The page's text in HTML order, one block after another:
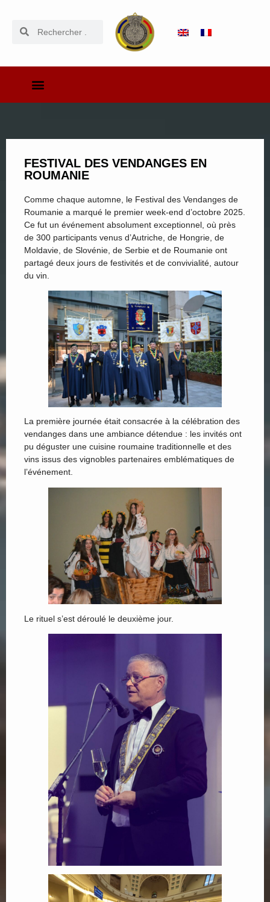
FESTIVAL DES VENDANGES EN
ROUMANIE
Comme chaque automne, le Festival des Vendanges de
Roumanie a marqué le premier week-end d’octobre 2025.
Ce fut un événement absolument exceptionnel, où près
de 300 participants venus d’Autriche, de Hongrie, de
Moldavie, de Slovénie, de Serbie et de Roumanie ont
partagé deux jours de festivités et de convivialité, autour
du vin.
La première journée était consacrée à la célébration des
vendanges dans une ambiance détendue : les invités ont
pu déguster une cuisine roumaine traditionnelle et des
vins issus des vignobles partenaires emblématiques de
l’événement.
Le rituel s’est déroulé le deuxième jour.